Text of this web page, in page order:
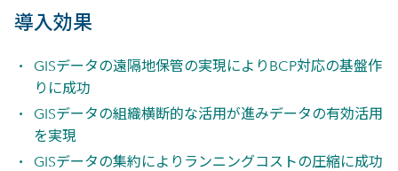
導入効果
GISデータの遠隔地保管の実現によりBCP対応の基盤作
りに成功
GISデータの組織横断的な活用が進みデータの有効活用
を実現
GISデータの集約によりランニングコストの圧縮に成功